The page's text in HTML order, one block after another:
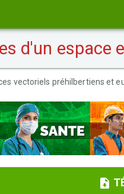
d'un espace
vectoriels préhilbertiens et